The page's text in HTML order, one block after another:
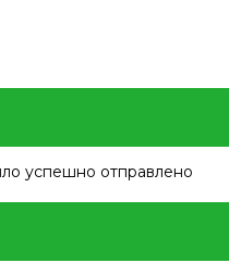
успешно отправлено